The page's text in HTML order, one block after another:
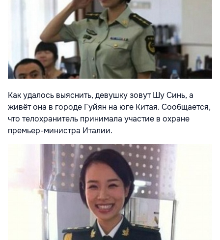
Как удалось выяснить, девушку зовут Шу Синь, а
живёт она в городе Гуйян на юге Китая. Сообщается,
что телохранитель принимала участие в охране
премьер-министра Италии.